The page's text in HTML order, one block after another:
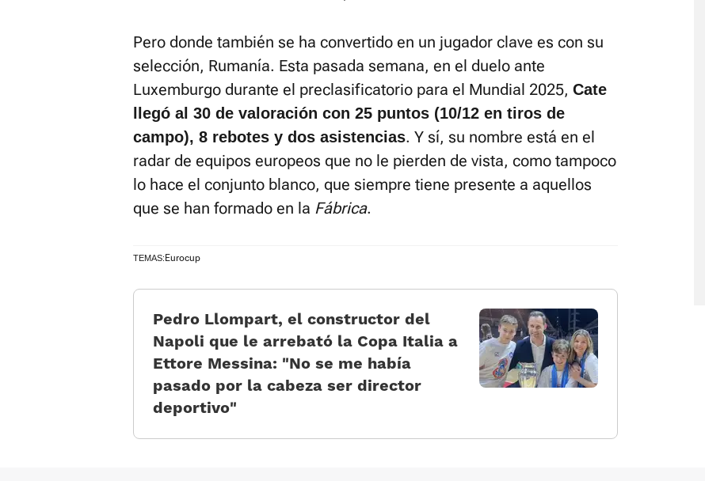
Pero donde también se ha convertido en un jugador clave es con su
selección, Rumanía. Esta pasada semana, en el duelo ante
Luxemburgo durante el preclasificatorio para el Mundial 2025, Cate
llegó al 30 de valoración con 25 puntos (10/12 en tiros de
campo), 8 rebotes y dos asistencias. Y sí, su nombre está en el
radar de equipos europeos que no le pierden de vista, como tampoco
lo hace el conjunto blanco, que siempre tiene presente a aquellos
que se han formado en la Fábrica.
TEMAS: Eurocup
Pedro Llompart, el constructor del
Napoli que le arrebató la Copa Italia a
Ettore Messina: «No se me había
pasado por la cabeza ser director
deportivo»